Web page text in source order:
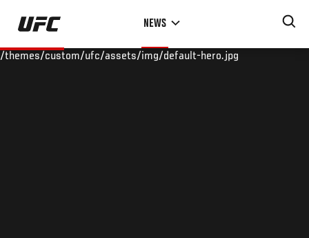
Skip
main
NEWS
/themes/custom/ufc/assets/img/default-hero.jpg